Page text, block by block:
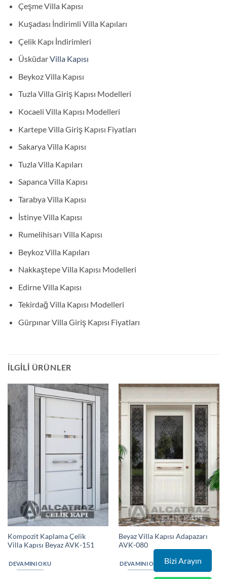
Çeşme Villa Kapısı
Kuşadası İndirimli Villa Kapıları
Çelik Kapı İndirimleri
ÜsküdarVilla Kapısı
Beykoz Villa Kapısı
Tuzla Villa Giriş Kapısı Modelleri
Kocaeli Villa Kapısı Modelleri
Kartepe Villa Giriş Kapısı Fiyatları
Sakarya Villa Kapısı
Tuzla Villa Kapıları
Sapanca Villa Kapısı
Tarabya Villa Kapısı
İstinye Villa Kapısı
Rumelihisarı Villa Kapısı
Beykoz Villa Kapıları
Nakkaştepe Villa Kapısı Modelleri
Edirne Villa Kapısı
Tekirdağ Villa Kapısı Modelleri
Gürpınar Villa Giriş Kapısı Fiyatları
İLGILI ÜRÜNLER
Kompozit Kaplama Çelik
Villa Kapısı Beyaz AVK-151
DEVAMINI OKU
Beyaz Villa Kapısı Adapazarı
AVK-080
DEVAMINI OKU Bizi Arayın